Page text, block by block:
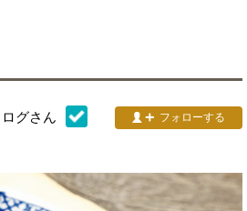
グさん フォローする